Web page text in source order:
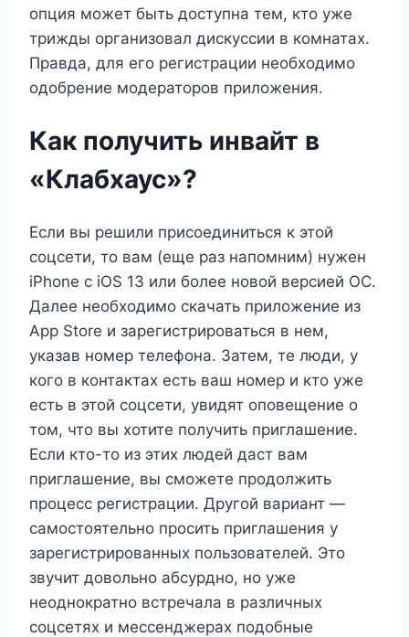
опция может быть доступна тем, кто уже
трижды организовал дискуссии в комнатах.
Правда, для его регистрации необходимо
одобрение модераторов приложения.
Как получить инвайт в
«Клабхаус»?
Если вы решили присоединиться к этой
соцсети, то вам (еще раз напомним) нужен
iPhone с iOS 13 или более новой версией ОС.
Далее необходимо скачать приложение из
App Store и зарегистрироваться в нем,
указав номер телефона. Затем, те люди, у
кого в контактах есть ваш номер и кто уже
есть в этой соцсети, увидят оповещение о
том, что вы хотите получить приглашение.
Если кто-то из этих людей даст вам
приглашение, вы сможете продолжить
процесс регистрации. Другой вариант —
самостоятельно просить приглашения у
зарегистрированных пользователей. Это
звучит довольно абсурдно, но уже
неоднократно встречала в различных
соцсетях и мессенджерах подобные